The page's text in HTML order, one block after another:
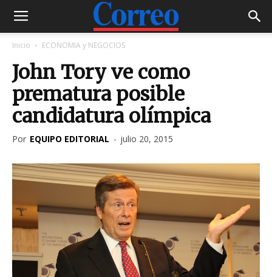
Inicio ECONOMIA y NEGOCIOS
John Tory ve como
prematura posible
candidatura olímpica
Por EQUIPO EDITORIAL - julio 20, 2015